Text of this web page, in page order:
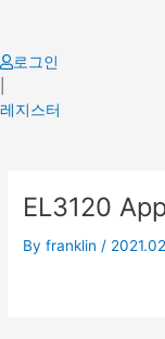
content
로그인
레지스터
EL3120
Byfranklin /
navigation